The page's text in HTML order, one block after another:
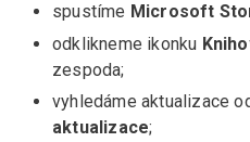
spustíme Microsoft
odklikneme ikonku
zespoda;
vyhledáme aktualizace
aktualizace;